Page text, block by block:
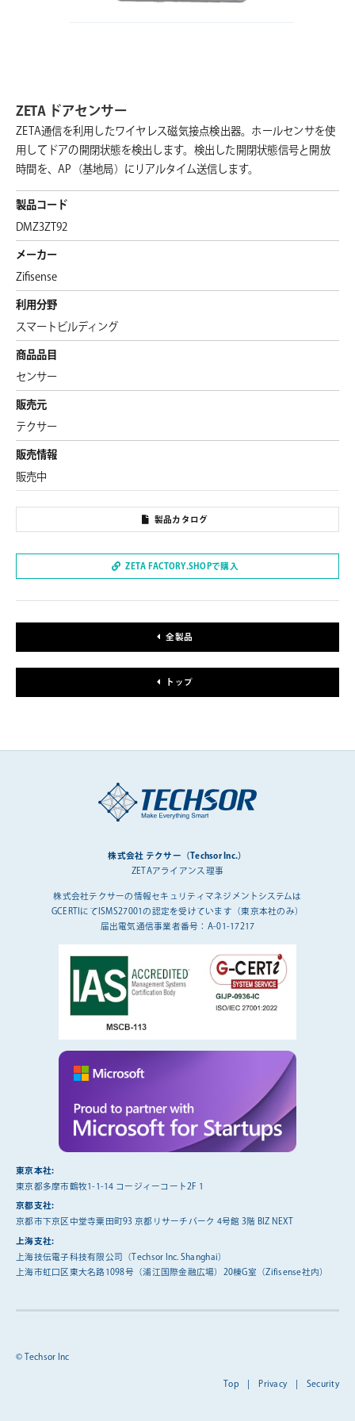
ZETA ドアセンサー
ZETA通信を利用したワイヤレス磁気接点検出器。ホールセンサを使
用してドアの開閉状態を検出します。検出した開閉状態信号と開放
時間を、AP（基地局）にリアルタイム送信します。
製品コード
DMZ3ZT92
メーカー
Zifisense
利用分野
スマートビルディング
商品品目
センサー
販売元
テクサー
販売情報
販売中
製品カタログ
ZETA FACTORY.SHOPで購入
全製品
トップ
株式会社 テクサー（Techsor Inc.）
ZETAアライアンス理事
株式会社テクサーの情報セキュリティマネジメントシステムは
GCERTIにてISMS27001の認定を受けています（東京本社のみ）
届出電気通信事業者番号：A-01-17217
東京本社:
東京都多摩市鶴牧1-1-14 コージィーコート2F 1
京都支社:
京都市下京区中堂寺粟田町93 京都リサーチパーク 4号館 3階 BIZ NEXT
上海支社:
上海技伝電子科技有限公司（Techsor Inc. Shanghai）
上海市虹口区東大名路1098号（浦江国際金融広場）20棟G室（Zifisense社内）
© Techsor Inc
Top Privacy Security